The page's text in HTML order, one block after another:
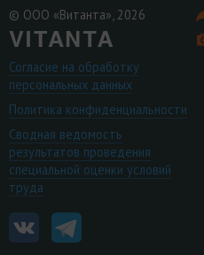
© ООО «Витанта», 2026
Согласие на обработку
персональных данных
Политика конфиденциальности
Сводная ведомость
результатов проведения
специальной оценки условий
труда